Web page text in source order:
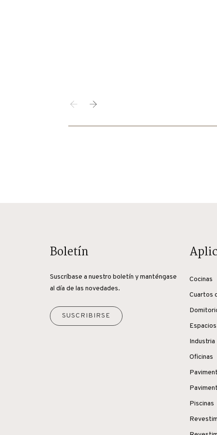
Boletín
Suscríbase a nuestro boletín y manténgase
al día de las novedades.
SUSCRIBIRSE
Cocinas
Cuartos
Industria
Oficinas
Piscinas